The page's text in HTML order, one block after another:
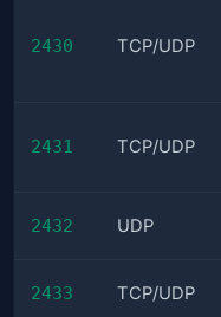
2430 TCP/UDP
2431 TCP/UDP
2432 UDP
2433 TCP/UDP